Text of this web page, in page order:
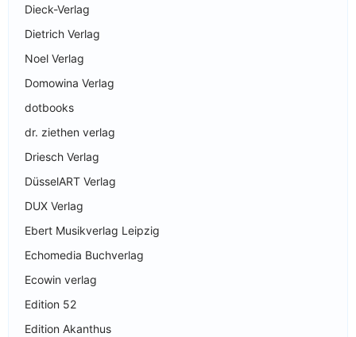
Dieck-Verlag
Dietrich Verlag
Noel Verlag
Domowina Verlag
dotbooks
dr. ziethen verlag
Driesch Verlag
DüsselART Verlag
DUX Verlag
Ebert Musikverlag Leipzig
Echomedia Buchverlag
Ecowin verlag
Edition 52
Edition Akanthus